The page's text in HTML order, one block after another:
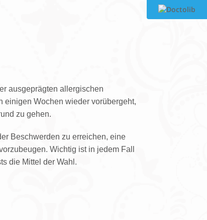
ausgeprägten allergischen
einigen Wochen wieder vorübergeht,
zu gehen.
Beschwerden zu erreichen, eine
Wichtig ist in jedem Fall
die Mittel der Wahl.